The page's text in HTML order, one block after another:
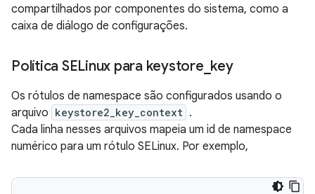
compartilhados por componentes do sistema, como a
caixa de diálogo de configurações.
Política SELinux para keystore key
Os rótulos de namespace são configurados usando o
arquivo keystore2_key_context .
Cada linha nesses arquivos mapeia um id de namespace
numérico para um rótulo SELinux. Por exemplo,